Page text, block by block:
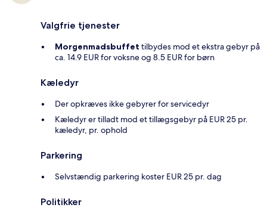
Valgfrie tjenester
Morgenmadsbuffet tilbydes mod et ekstra gebyr på
ca. 14.9 EUR for voksne og 8.5 EUR for børn
Kæledyr
Der opkræves ikke gebyrer for servicedyr
Kæledyr er tilladt mod et tillægsgebyr på EUR 25 pr.
kæledyr, pr. ophold
Parkering
Selvstændig parkering koster EUR 25 pr. dag
Politikker